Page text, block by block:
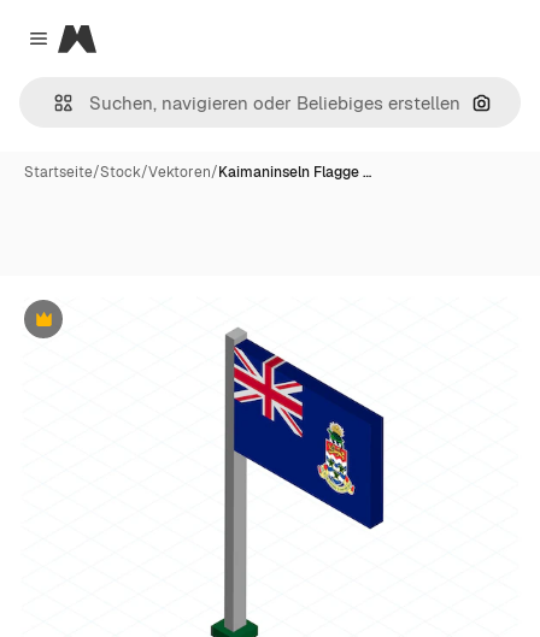
Close menu
Magnific
Nach
Startseite/Stock/Vektoren/Kaimaninseln Flagge …
Premium